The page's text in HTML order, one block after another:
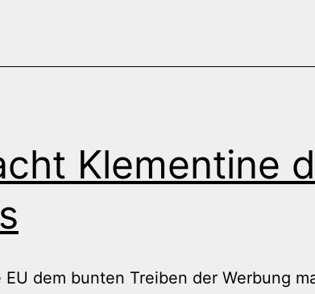
Klementine
EU dem bunten Treiben der Werbung